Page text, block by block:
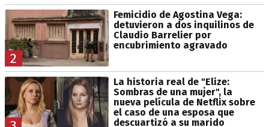
2
Femicidio de Agostina Vega:
detuvieron a dos inquilinos de
Claudio Barrelier por
encubrimiento agravado
La historia real de "Elize:
Sombras de una mujer", la
nueva película de Netflix sobre
el caso de una esposa que
descuartizó a su marido